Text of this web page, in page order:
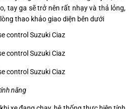
tay ga sẽ trở nên rất nhạy và thả lỏng,
thao khảo giao diện bên dưới
năng